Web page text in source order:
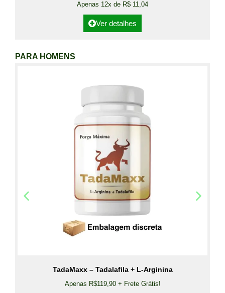
Apenas 12x de R$ 11,04
Ver detalhes
PARA HOMENS
TadaMaxx – Tadalafila + L-Arginina
Apenas R$119,90 + Frete Grátis!